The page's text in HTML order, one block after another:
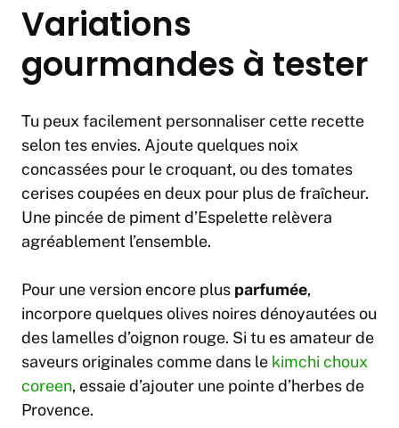
Variations
gourmandes à tester
Tu peux facilement personnaliser cette recette
selon tes envies. Ajoute quelques noix
concassées pour le croquant, ou des tomates
cerises coupées en deux pour plus de fraîcheur.
Une pincée de piment d’Espelette relèvera
agréablement l’ensemble.
Pour une version encore plus parfumée,
incorpore quelques olives noires dénoyautées ou
des lamelles d’oignon rouge. Si tu es amateur de
saveurs originales comme dans le kimchi choux
coreen, essaie d’ajouter une pointe d’herbes de
Provence.